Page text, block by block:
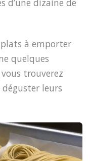
à emporter
quelques
vous trouverez
leurs